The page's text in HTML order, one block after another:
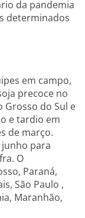
da pandemia
determinados
em campo,
precoce no
Grosso do Sul e
e tardio em
de março.
para
O
Paraná,
São Paulo ,
Maranhão,